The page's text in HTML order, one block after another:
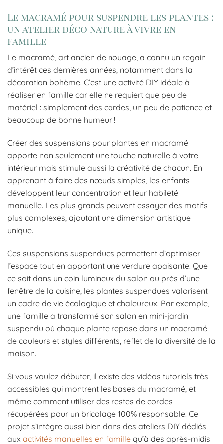
Le macramé pour suspendre les plantes :
un atelier déco nature à vivre en
famille
Le macramé, art ancien de nouage, a connu un regain
d’intérêt ces dernières années, notamment dans la
décoration bohème. C’est une activité DIY idéale à
réaliser en famille car elle ne requiert que peu de
matériel : simplement des cordes, un peu de patience et
beaucoup de bonne humeur !
Créer des suspensions pour plantes en macramé
apporte non seulement une touche naturelle à votre
intérieur mais stimule aussi la créativité de chacun. En
apprenant à faire des nœuds simples, les enfants
développent leur concentration et leur habileté
manuelle. Les plus grands peuvent essayer des motifs
plus complexes, ajoutant une dimension artistique
unique.
Ces suspensions suspendues permettent d’optimiser
l’espace tout en apportant une verdure apaisante. Que
ce soit dans un coin lumineux du salon ou près d’une
fenêtre de la cuisine, les plantes suspendues valorisent
un cadre de vie écologique et chaleureux. Par exemple,
une famille a transformé son salon en mini-jardin
suspendu où chaque plante repose dans un macramé
de couleurs et styles différents, reflet de la diversité de la
maison.
Si vous voulez débuter, il existe des vidéos tutoriels très
accessibles qui montrent les bases du macramé, et
même comment utiliser des restes de cordes
récupérées pour un bricolage 100% responsable. Ce
projet s’intègre aussi bien dans des ateliers DIY dédiés
aux activités manuelles en famille qu’à des après-midis